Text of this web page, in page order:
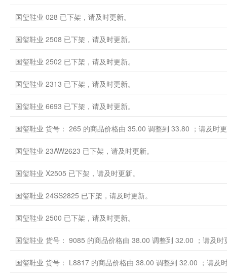
国玺鞋业 028 已下架，请及时更新。
国玺鞋业 2508 已下架，请及时更新。
国玺鞋业 2502 已下架，请及时更新。
国玺鞋业 2313 已下架，请及时更新。
国玺鞋业 6693 已下架，请及时更新。
国玺鞋业 货号： 265 的商品价格由 35.00 调整到 33.80 ；请及时
国玺鞋业 23AW2623 已下架，请及时更新。
国玺鞋业 X2505 已下架，请及时更新。
国玺鞋业 24SS2825 已下架，请及时更新。
国玺鞋业 2500 已下架，请及时更新。
国玺鞋业 货号： 9085 的商品价格由 38.00 调整到 32.00 ；请及时
国玺鞋业 货号： L8817 的商品价格由 38.00 调整到 32.00 ；请及